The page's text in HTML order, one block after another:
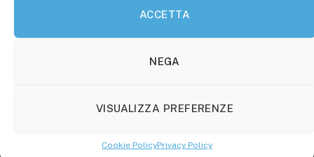
ACCETTA
NEGA
VISUALIZZA PREFERENZE
Cookie PolicyPrivacy Policy